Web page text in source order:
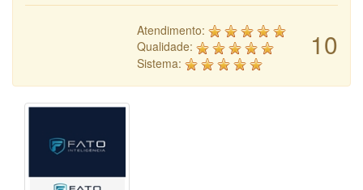
10
Atendimento:
Qualidade:
Sistema: